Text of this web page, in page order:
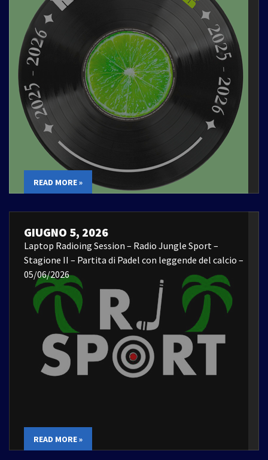
READ MORE »
GIUGNO 5, 2026
Laptop Radioing Session – Radio Jungle Sport –
Stagione II – Partita di Padel con leggende del calcio –
05/06/2026
READ MORE »